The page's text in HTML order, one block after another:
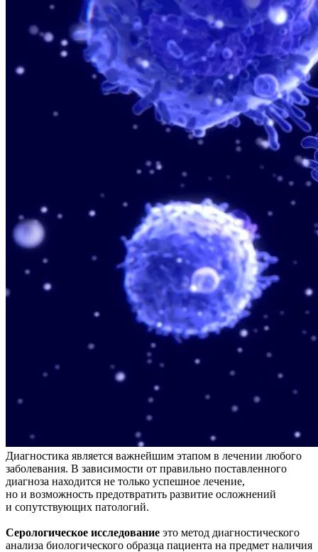
Диагностика является важнейшим этапом в лечении любого
заболевания. В зависимости от правильно поставленного
диагноза находится не только успешное лечение,
но и возможность предотвратить развитие осложнений
и сопутствующих патологий.
Серологическое исследование это метод диагностического
анализа биологического образца пациента на предмет наличия